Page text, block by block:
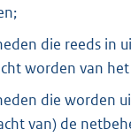
die reeds in
worden van
die worden
van) de